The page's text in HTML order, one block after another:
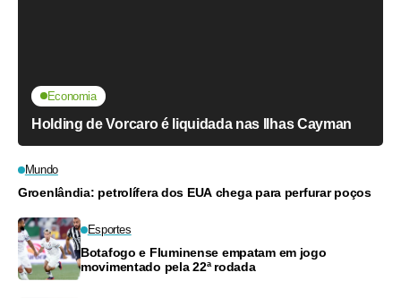
Economia
Holding de Vorcaro é liquidada nas Ilhas Cayman
Mundo
Groenlândia: petrolífera dos EUA chega para perfurar poços
Esportes
Botafogo e Fluminense empatam em jogo
movimentado pela 22ª rodada